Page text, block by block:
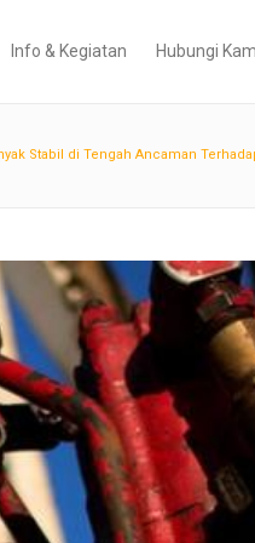
Info & Kegiatan Hubungi
Stabil di Tengah Ancaman